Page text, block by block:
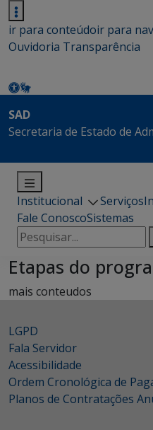
ir para conteúdoir para
Ouvidoria Transparência
SAD
Secretaria de Estado de
Institucional Serviços
Fale ConoscoSistemas
Pesquisar
por:
Etapas do
mais conteudos
LGPD
Fala Servidor
Acessibilidade
Ordem Cronológica de
Planos de Contratações